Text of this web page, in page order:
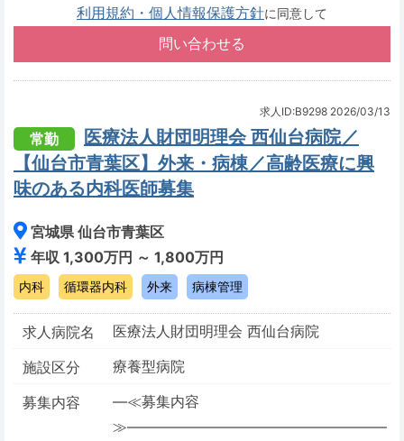
利用規約・個人情報保護方針に同意して
求人ID:B9298 2026/03/13
常勤
医療法人財団明理会 西仙台病院／
【仙台市青葉区】外来・病棟／高齢医療に興
味のある内科医師募集
宮城県 仙台市青葉区
年収 1,300万円 ～ 1,800万円
内科 循環器内科 外来 病棟管理
求人病院名
医療法人財団明理会 西仙台病院
施設区分
療養型病院
募集内容
―≪募集内容
≫――――――――――――――――――